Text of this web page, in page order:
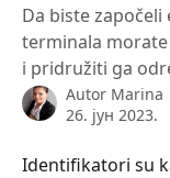
Da biste
terminala
i pridružiti ga
Autor Marina
26. јун 2023.
Identifikatori su